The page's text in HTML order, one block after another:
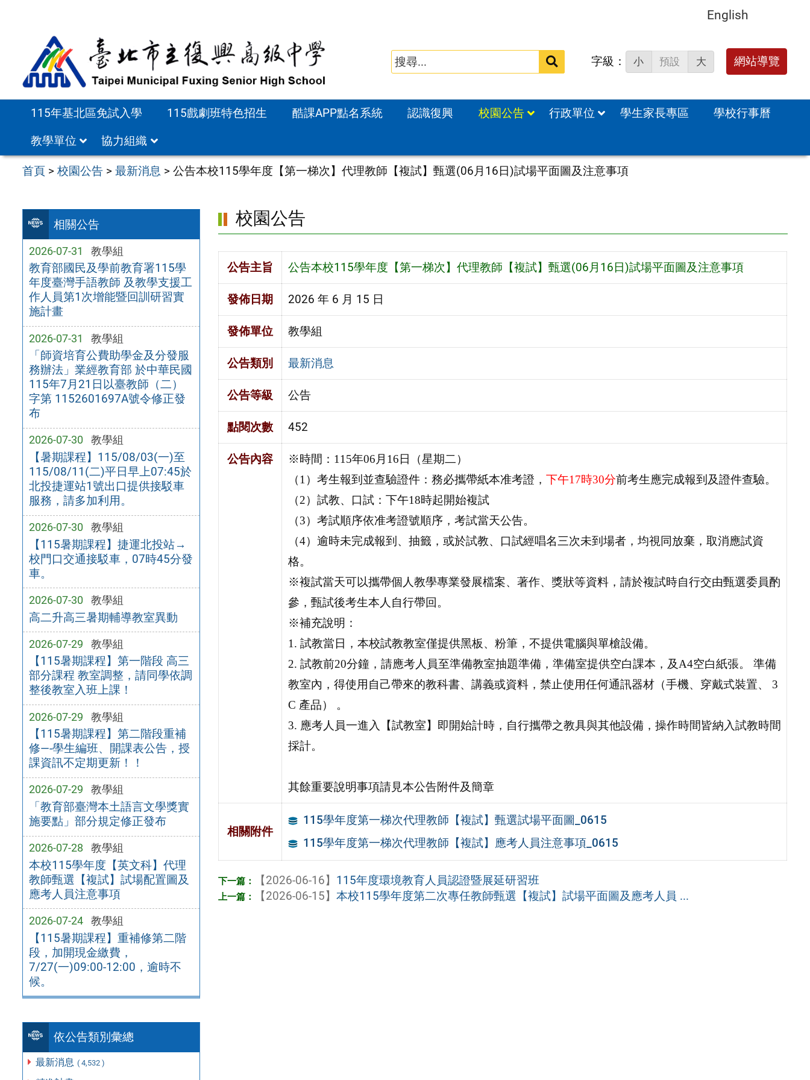
English
搜
字級： 小 預設 大 網站導覽
115年基北區免試入學 115戲劇班特色招生 酷課APP點名系統 認識復興 校園公告 行政單位 學生家長專區
學校行事曆
教學單位
協力組織
首頁 >校園公告 >最新消息 >公告本校115學年度【第一梯次】代理教師【複試】甄選(06月16日)試場平面圖及注意事項
相關公告
2026-07-31 教學組
教育部國民及學前教育署115學
年度臺灣手語教師 及教學支援工
作人員第1次增能暨回訓研習實
施計畫
2026-07-31 教學組
「師資培育公費助學金及分發服
務辦法」業經教育部 於中華民國
115年7月21日以臺教師（二）
字第 1152601697A號令修正發
布
2026-07-30 教學組
【暑期課程】115/08/03(一)至
115/08/11(二)平日早上07:45於
北投捷運站1號出口提供接駁車
服務，請多加利用。
2026-07-30 教學組
【115暑期課程】捷運北投站→
校門口交通接駁車，07時45分發
車。
2026-07-30 教學組
高二升高三暑期輔導教室異動
2026-07-29 教學組
【115暑期課程】第一階段 高三
部分課程 教室調整，請同學依調
整後教室入班上課！
2026-07-29 教學組
【115暑期課程】第二階段重補
修—-學生編班、開課表公告，授
課資訊不定期更新！！
2026-07-29 教學組
「教育部臺灣本土語言文學獎實
施要點」部分規定修正發布
2026-07-28 教學組
本校115學年度【英文科】代理
教師甄選【複試】試場配置圖及
應考人員注意事項
2026-07-24 教學組
【115暑期課程】重補修第二階
段，加開現金繳費，
7/27(一)09:00-12:00，逾時不
候。
依公告類別彙總
最新消息 ( 4,532 )
校園公告
公告主旨 公告本校115學年度【第一梯次】代理教師【複試】甄選(06月16日)試場平面圖及注意事項
發佈日期 2026 年 6 月 15 日
發佈單位 教學組
公告類別 最新消息
公告等級 公告
點閱次數 452
公告內容
※時間：115年06月16日（星期二）
（1）考生報到並查驗證件：務必攜帶紙本准考證， 下午17時30分前考生應完成報到及證件查驗。
（2）試教、口試：下午18時起開始複試
（3）考試順序依准考證號順序，考試當天公告。
（4）逾時未完成報到、抽籤，或於試教、口試經唱名三次未到場者，均視同放棄，取消應試資
格。
※複試當天可以攜帶個人教學專業發展檔案、著作、獎狀等資料，請於複試時自行交由甄選委員酌
參，甄試後考生本人自行帶回。
※補充說明：
1. 試教當日，本校試教教室僅提供黑板、粉筆，不提供電腦與單槍設備。
2. 試教前20分鐘，請應考人員至準備教室抽題準備，準備室提供空白課本，及A4空白紙張。 準備
教室內，得使用自己帶來的教科書、講義或資料，禁止使用任何通訊器材（手機、穿戴式裝置、 3
C 產品） 。
3. 應考人員一進入【試教室】即開始計時，自行攜帶之教具與其他設備，操作時間皆納入試教時間
採計。
其餘重要說明事項請見本公告附件及簡章
相關附件
115學年度第一梯次代理教師【複試】甄選試場平面圖_0615
115學年度第一梯次代理教師【複試】應考人員注意事項_0615
【2026-06-16】 115年度環境教育人員認證暨展延研習班
【2026-06-15】本校115學年度第二次專任教師甄選【複試】試場平面圖及應考人員 ...